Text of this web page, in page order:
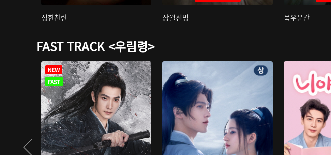
성한찬란 장월신명 묵우운간
FAST TRACK <우림령>